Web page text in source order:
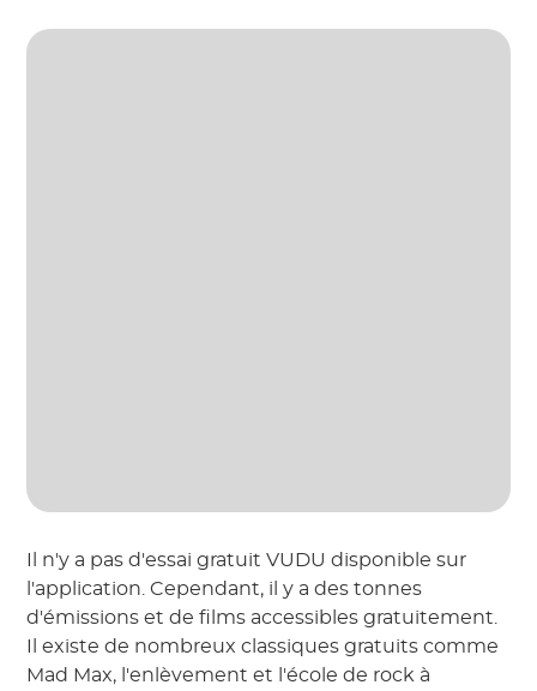
Il n'y a pas d'essai gratuit VUDU disponible sur
l'application. Cependant, il y a des tonnes
d'émissions et de films accessibles gratuitement.
Il existe de nombreux classiques gratuits comme
Mad Max, l'enlèvement et l'école de rock à